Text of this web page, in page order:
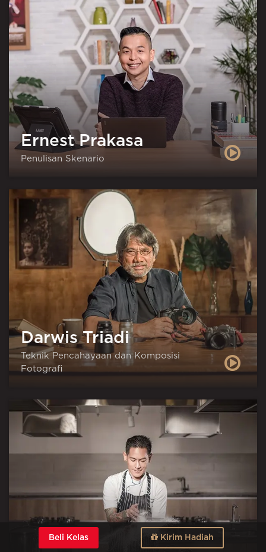
Beli Kelas Kirim Hadiah
Ernest Prakasa
Penulisan Skenario
Darwis Triadi
Teknik Pencahayaan dan Komposisi
Fotografi